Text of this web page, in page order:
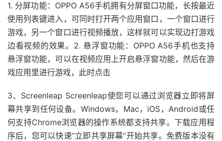
1. 分屏功能：OPPO A56手机拥有分屏窗口功能，长按最近
使用列表键进入，可同时打开两个应用窗口，一个窗口进行
游戏，另一个窗口进行视频播放，这样就可以实现边打游戏
边看视频的效果。2. 悬浮窗功能：OPPO A56手机也支持
悬浮窗功能，可以在视频应用上开启悬浮窗功能，然后在游
戏应用里进行游戏，此时点击
3、Screenleap Screenleap使您可以通过浏览器立即将屏
幕共享到任何设备。Windows，Mac，iOS，Android或任
何支持Chrome浏览器的操作系统都支持共享。下载应用程
序后，您可以快速“立即共享屏幕”开始共享。免费版本没有